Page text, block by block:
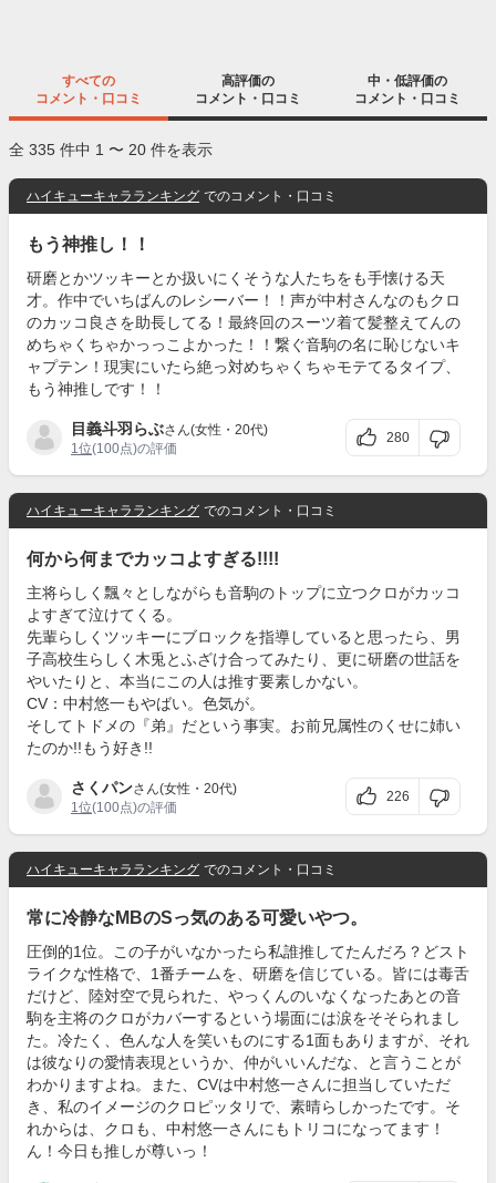
すべての
コメント・口コミ
高評価の
コメント・口コミ
中・低評価の
コメント・口コミ
全 335 件中 1 〜 20 件を表示
ハイキューキャラランキング でのコメント・口コミ
もう神推し！！
研磨とかツッキーとか扱いにくそうな人たちをも手懐ける天
才。作中でいちばんのレシーバー！！声が中村さんなのもクロ
のカッコ良さを助長してる！最終回のスーツ着て髪整えてんの
めちゃくちゃかっっこよかった！！繋ぐ音駒の名に恥じないキ
ャプテン！現実にいたら絶っ対めちゃくちゃモテてるタイプ、
もう神推しです！！
目義斗羽らぶさん(女性・20代)
1位(100点)の評価
280
ハイキューキャラランキング でのコメント・口コミ
何から何までカッコよすぎる!!!!
主将らしく飄々としながらも音駒のトップに立つクロがカッコ
よすぎて泣けてくる。
先輩らしくツッキーにブロックを指導していると思ったら、男
子高校生らしく木兎とふざけ合ってみたり、更に研磨の世話を
やいたりと、本当にこの人は推す要素しかない。
CV：中村悠一もやばい。色気が。
そしてトドメの『弟』だという事実。お前兄属性のくせに姉い
たのか!!もう好き!!
さくパンさん(女性・20代)
1位(100点)の評価
226
ハイキューキャラランキング でのコメント・口コミ
常に冷静なMBのSっ気のある可愛いやつ。
圧倒的1位。この子がいなかったら私誰推してたんだろ？どスト
ライクな性格で、1番チームを、研磨を信じている。皆には毒舌
だけど、陸対空で見られた、やっくんのいなくなったあとの音
駒を主将のクロがカバーするという場面には涙をそそられまし
た。冷たく、色んな人を笑いものにする1面もありますが、それ
は彼なりの愛情表現というか、仲がいいんだな、と言うことが
わかりますよね。また、CVは中村悠一さんに担当していただ
き、私のイメージのクロピッタリで、素晴らしかったです。そ
れからは、クロも、中村悠一さんにもトリコになってます！
ん！今日も推しが尊いっ！